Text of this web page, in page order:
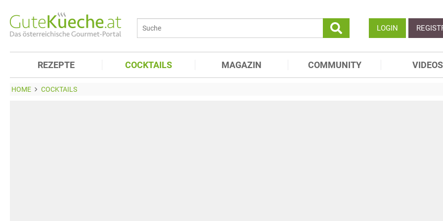
LOGIN
REZEPTE COCKTAILS MAGAZIN COMMUNITY VIDEOS
HOME COCKTAILS